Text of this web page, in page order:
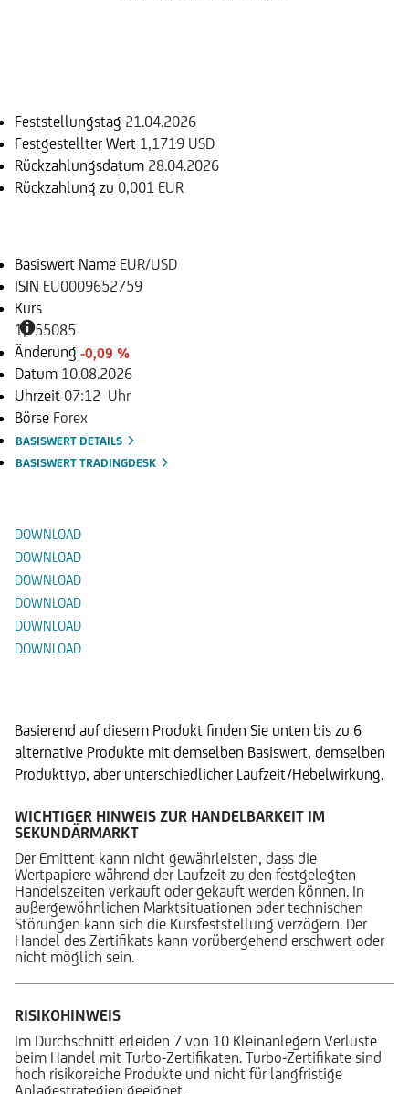
Feststellungstag 21.04.2026
Festgestellter Wert 1,1719 USD
Rückzahlungsdatum 28.04.2026
Rückzahlung zu 0,001 EUR
Basiswert Name EUR/USD
ISIN EU0009652759
Kurs
1,155085
Änderung -0,09 %
Datum 10.08.2026
Uhrzeit 07:12 Uhr
Börse Forex
BASISWERT DETAILS
BASISWERT TRADINGDESK
DOWNLOAD
DOWNLOAD
DOWNLOAD
DOWNLOAD
DOWNLOAD
DOWNLOAD
Basierend auf diesem Produkt finden Sie unten bis zu 6
alternative Produkte mit demselben Basiswert, demselben
Produkttyp, aber unterschiedlicher Laufzeit/Hebelwirkung.
WICHTIGER HINWEIS ZUR HANDELBARKEIT IM
SEKUNDÄRMARKT
Der Emittent kann nicht gewährleisten, dass die
Wertpapiere während der Laufzeit zu den festgelegten
Handelszeiten verkauft oder gekauft werden können. In
außergewöhnlichen Marktsituationen oder technischen
Störungen kann sich die Kursfeststellung verzögern. Der
Handel des Zertifikats kann vorübergehend erschwert oder
nicht möglich sein.
RISIKOHINWEIS
Im Durchschnitt erleiden 7 von 10 Kleinanlegern Verluste
beim Handel mit Turbo-Zertifikaten. Turbo-Zertifikate sind
hoch risikoreiche Produkte und nicht für langfristige
Anlagestrategien geeignet.